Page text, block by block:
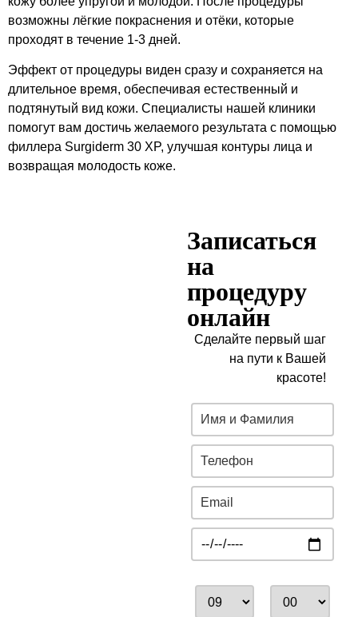
возможны лёгкие покраснения и отёки, которые
проходят в течение 1-3 дней.
Эффект от процедуры виден сразу и сохраняется на
длительное время, обеспечивая естественный и
подтянутый вид кожи. Специалисты нашей клиники
помогут вам достичь желаемого результата с помощью
филлера Surgiderm 30 XP, улучшая контуры лица и
возвращая молодость коже.
Записаться
на
процедуру
онлайн
Сделайте первый шаг
на пути к Вашей
красоте!